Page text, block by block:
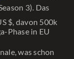
3). Das
$, davon 500k
Phase in EU
was schon